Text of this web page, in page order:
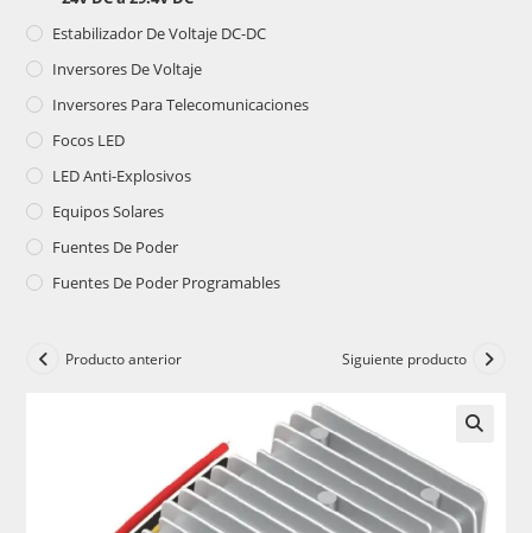
Estabilizador De Voltaje DC-DC
Inversores De Voltaje
Inversores Para Telecomunicaciones
Focos LED
LED Anti-Explosivos
Equipos Solares
Fuentes De Poder
Fuentes De Poder Programables
Producto anterior Siguiente producto